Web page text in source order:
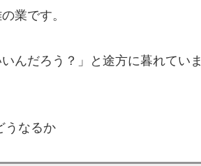
業です。
んだろう？」と途方に暮れていま
うなるか